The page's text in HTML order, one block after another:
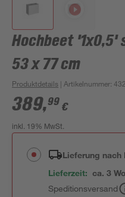
Hochbeet '1x0,5'
53 x 77 cm
Produktdetails | Artikelnummer:
389,99 €
inkl. 19% MwSt.
Lieferung nach
Lieferzeit: ca. 3
Speditionsversand